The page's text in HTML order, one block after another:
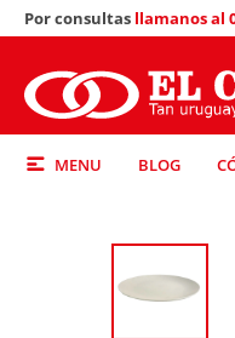
MENU BLOG
Por consultas llamanos al